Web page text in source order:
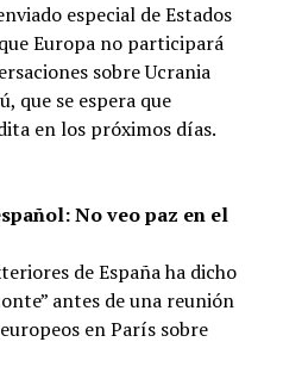
especial de Estados
Europa no participará
sobre Ucrania
que se espera que
en los próximos días.
No veo paz en el
de España ha dicho
antes de una reunión
en París sobre